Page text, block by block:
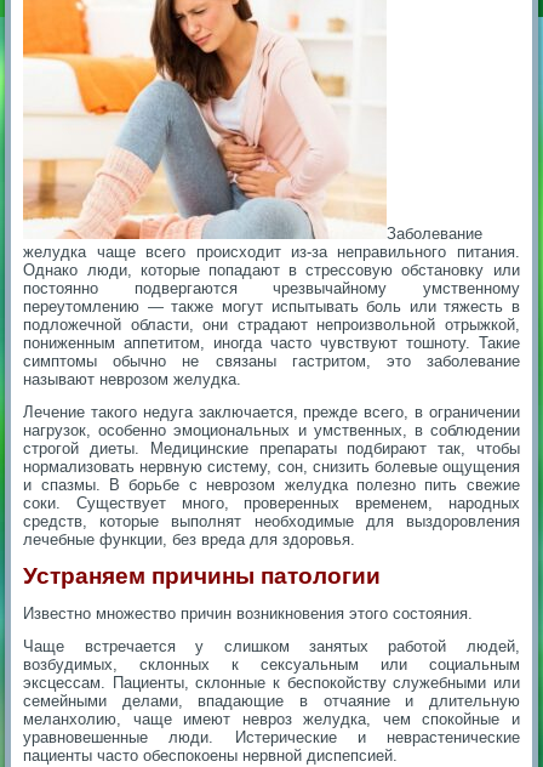
Заболевание
желудка чаще всего происходит из-за неправильного питания.
Однако люди, которые попадают в стрессовую обстановку или
постоянно подвергаются чрезвычайному умственному
переутомлению — также могут испытывать боль или тяжесть в
подложечной области, они страдают непроизвольной отрыжкой,
пониженным аппетитом, иногда часто чувствуют тошноту. Такие
симптомы обычно не связаны гастритом, это заболевание
называют неврозом желудка.
Лечение такого недуга заключается, прежде всего, в ограничении
нагрузок, особенно эмоциональных и умственных, в соблюдении
строгой диеты. Медицинские препараты подбирают так, чтобы
нормализовать нервную систему, сон, снизить болевые ощущения
и спазмы. В борьбе с неврозом желудка полезно пить свежие
соки. Существует много, проверенных временем, народных
средств, которые выполнят необходимые для выздоровления
лечебные функции, без вреда для здоровья.
Устраняем причины патологии
Известно множество причин возникновения этого состояния.
Чаще встречается у слишком занятых работой людей,
возбудимых, склонных к сексуальным или социальным
эксцессам. Пациенты, склонные к беспокойству служебными или
семейными делами, впадающие в отчаяние и длительную
меланхолию, чаще имеют невроз желудка, чем спокойные и
уравновешенные люди. Истерические и неврастенические
пациенты часто обеспокоены нервной диспепсией.